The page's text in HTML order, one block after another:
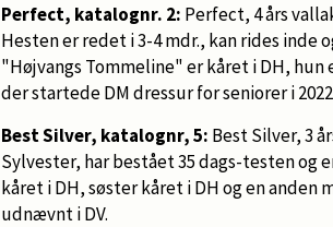
Perfect, katalognr. 2: Perfect, 4 års
Hesten er redet i 3-4 mdr., kan rides
"Højvangs Tommeline" er kåret i DH, hun
der startede DM dressur for seniorer i
Best Silver, katalognr, 5: Best Silver, 3
Sylvester, har bestået 35 dags-testen og
kåret i DH, søster kåret i DH og en anden
udnævnt i DV.